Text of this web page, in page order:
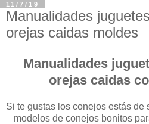
11/7/19
Manualidades
orejas caidas moldes
Manualidades
orejas caidas
Si te gustas los conejos estás de
modelos de conejos bonitos